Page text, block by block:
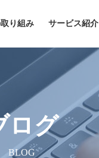
り組み サービス紹介
ログ
BLOG